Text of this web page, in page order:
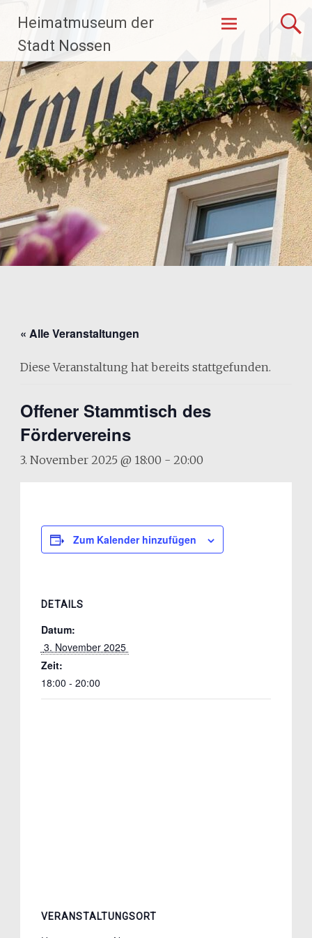
Inhalt
springen
Heimatmuseum der
Stadt Nossen
« Alle Veranstaltungen
Diese Veranstaltung hat bereits stattgefunden.
Offener Stammtisch des
Fördervereins
3. November 2025 @ 18:00 - 20:00
Zum Kalender hinzufügen
DETAILS
Datum:
3. November 2025
Zeit:
18:00 - 20:00
VERANSTALTUNGSORT